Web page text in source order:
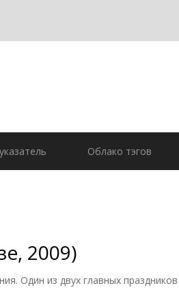
Облако тэгов
2009)
Один из двух главных праздников